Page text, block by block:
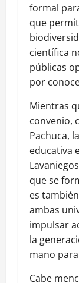
formal
que
científica
públicas
por
Mientras
convenio,
Pachuca,
educativa
que se
es
ambas
impulsar
la
mano
Cabe